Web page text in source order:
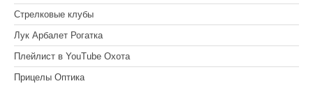
Стрелковые клубы
Лук Арбалет Рогатка
Плейлист в YouTube Охота
Прицелы Оптика